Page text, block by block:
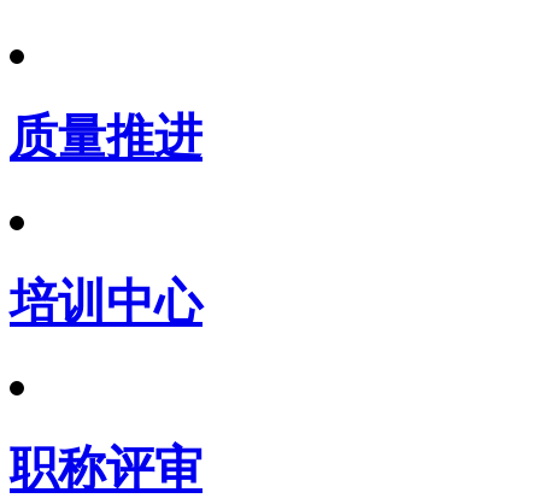
质量推进
培训中心
职称评审